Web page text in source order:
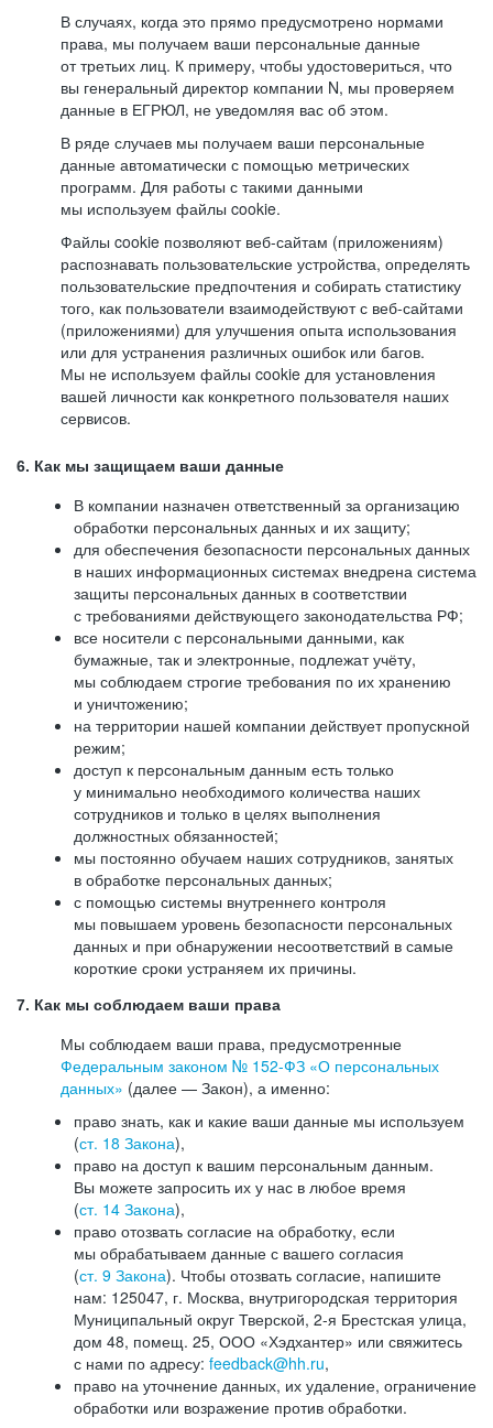
В случаях, когда это прямо предусмотрено нормами
права, мы получаем ваши персональные данные
от третьих лиц. К примеру, чтобы удостовериться, что
вы генеральный директор компании N, мы проверяем
данные в ЕГРЮЛ, не уведомляя вас об этом.
В ряде случаев мы получаем ваши персональные
данные автоматически с помощью метрических
программ. Для работы с такими данными
мы используем файлы cookie.
Файлы cookie позволяют веб-сайтам (приложениям)
распознавать пользовательские устройства, определять
пользовательские предпочтения и собирать статистику
того, как пользователи взаимодействуют с веб-сайтами
(приложениями) для улучшения опыта использования
или для устранения различных ошибок или багов.
Мы не используем файлы cookie для установления
вашей личности как конкретного пользователя наших
сервисов.
6. Как мы защищаем ваши данные
В компании назначен ответственный за организацию
обработки персональных данных и их защиту;
для обеспечения безопасности персональных данных
в наших информационных системах внедрена система
защиты персональных данных в соответствии
с требованиями действующего законодательства РФ;
все носители с персональными данными, как
бумажные, так и электронные, подлежат учёту,
мы соблюдаем строгие требования по их хранению
и уничтожению;
на территории нашей компании действует пропускной
режим;
доступ к персональным данным есть только
у минимально необходимого количества наших
сотрудников и только в целях выполнения
должностных обязанностей;
мы постоянно обучаем наших сотрудников, занятых
в обработке персональных данных;
с помощью системы внутреннего контроля
мы повышаем уровень безопасности персональных
данных и при обнаружении несоответствий в самые
короткие сроки устраняем их причины.
7. Как мы соблюдаем ваши права
Мы соблюдаем ваши права, предусмотренные
Федеральным законом № 152-ФЗ «О персональных
данных» (далее — Закон), а именно:
право знать, как и какие ваши данные мы используем
(ст. 18 Закона),
право на доступ к вашим персональным данным.
Вы можете запросить их у нас в любое время
(ст. 14 Закона),
право отозвать согласие на обработку, если
мы обрабатываем данные с вашего согласия
(ст. 9 Закона). Чтобы отозвать согласие, напишите
нам: 125047, г. Москва, внутригородская территория
Муниципальный округ Тверской, 2-я Брестская улица,
дом 48, помещ. 25, ООО «Хэдхантер» или свяжитесь
с нами по адресу: feedback@hh.ru,
право на уточнение данных, их удаление, ограничение
обработки или возражение против обработки.